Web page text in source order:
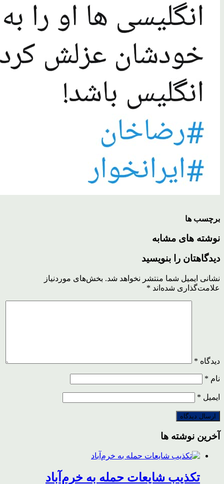
برچسب ها
نوشته های مشابه
دیدگاهتان را بنویسید
نشانی ایمیل شما منتشر نخواهد شد. بخش‌های موردنیاز
علامت‌گذاری شده‌اند *
دیدگاه *
نام *
ایمیل *
آخرین نوشته ها
تکذیب شایعات حمله به خرم‌آباد